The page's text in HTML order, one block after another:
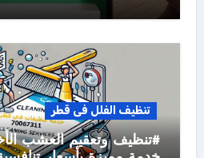
تنظيف الفلل فى قطر
#تنظيف وتعقيم العشب